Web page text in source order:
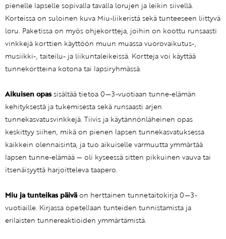
pienelle lapselle sopivalla tavalla lorujen ja leikin siivellä.
Korteissa on suloinen kuva Miu-liikeristä sekä tunteeseen liittyvä
loru. Paketissa on myös ohjekortteja, joihin on koottu runsaasti
vinkkejä korttien käyttöön muun muassa vuorovaikutus-,
musiikki-, taiteilu- ja liikuntaleikeissä. Kortteja voi käyttää
tunnekortteina kotona tai lapsiryhmässä.
Aikuisen opassisältää tietoa 0—3-vuotiaan tunne-elämän
kehityksestä ja tukemisesta sekä runsaasti arjen
tunnekasvatusvinkkejä. Tiivis ja käytännönläheinen opas
keskittyy siihen, mikä on pienen lapsen tunnekasvatuksessa
kaikkein olennaisinta, ja tuo aikuiselle varmuutta ymmärtää
lapsen tunne-elämää — oli kyseessä sitten pikkuinen vauva tai
itsenäisyyttä harjoitteleva taapero.
Miu ja tunteikas päiväon herttainen tunnetaitokirja 0—3-
vuotiaille. Kirjassa opetellaan tunteiden tunnistamista ja
erilaisten tunnereaktioiden ymmärtämistä.